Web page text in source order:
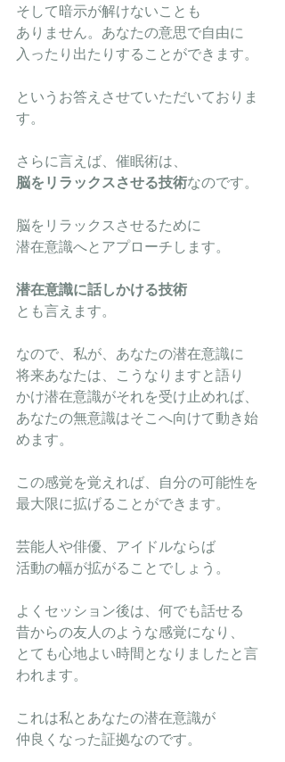
そして暗示が解けないことも
ありません。あなたの意思で自由に
入ったり出たりすることができます。
というお答えさせていただいておりま
す。
さらに言えば、催眠術は、
脳をリラックスさせる技術なのです。
脳をリラックスさせるために
潜在意識へとアプローチします。
潜在意識に話しかける技術
とも言えます。
なので、私が、あなたの潜在意識に
将来あなたは、こうなりますと語り
かけ潜在意識がそれを受け止めれば、
あなたの無意識はそこへ向けて動き始
めます。
この感覚を覚えれば、自分の可能性を
最大限に拡げることができます。
芸能人や俳優、アイドルならば
活動の幅が拡がることでしょう。
よくセッション後は、何でも話せる
昔からの友人のような感覚になり、
とても心地よい時間となりましたと言
われます。
これは私とあなたの潜在意識が
仲良くなった証拠なのです。